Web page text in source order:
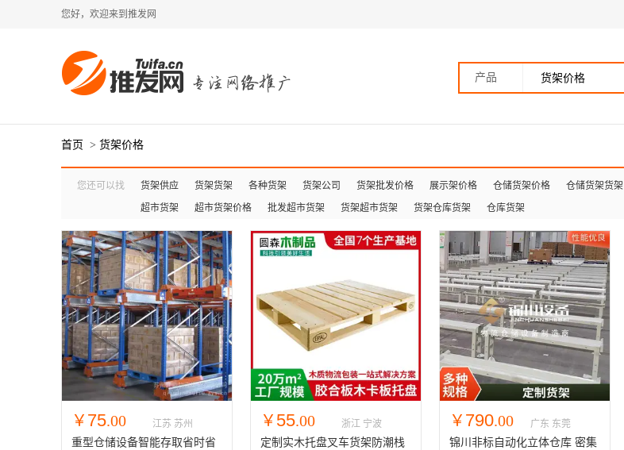
您好，欢迎来到推发网
产品
首页 > 货架价格
您还可以找 货架供应 货架货架 各种货架 货架公司 货架批发价格 展示架价格 仓储货架价格 仓储货架货架
超市货架
超市货架价格 批发超市货架 货架超市货架 货架仓库货架 仓库货架
￥ 75.00 江苏 苏州
重型仓储设备智能存取省时省
￥ 55.00 浙江 宁波
定制实木托盘叉车货架防潮栈
￥ 790.00 广东 东莞
锦川非标自动化立体仓库 密集